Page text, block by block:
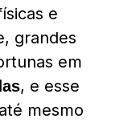
e
grandes
em
, e esse
mesmo